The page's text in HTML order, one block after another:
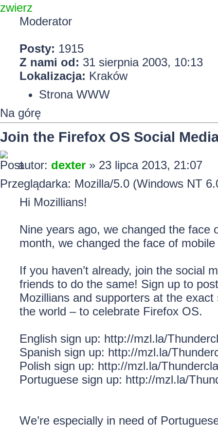
zwierz
Moderator
Posty: 1915
Z nami od: 31 sierpnia 2003, 10:13
Lokalizacja: Kraków
Strona WWW
Na górę
Join the Firefox OS Social
autor: dexter » 23 lipca 2013, 21:07
Przeglądarka: Mozilla/5.0 (Windows NT
Hi Mozillians!
Nine years ago, we changed the
month, we changed the face of
If you haven’t already, join the social
friends to do the same! Sign up to
Mozillians and supporters at the
the world – to celebrate Firefox OS.
English sign up: http://mzl.la/
Spanish sign up: http://mzl.la/
Polish sign up: http://mzl.la/
Portuguese sign up: http://mzl.la/
We’re especially in need of